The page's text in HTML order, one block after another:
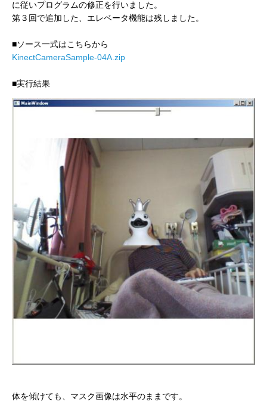
に従いプログラムの修正を行いました。
第３回で追加した、エレベータ機能は残しました。
■ソース一式はこちらから
KinectCameraSample-04A.zip
■実行結果
体を傾けても、マスク画像は水平のままです。